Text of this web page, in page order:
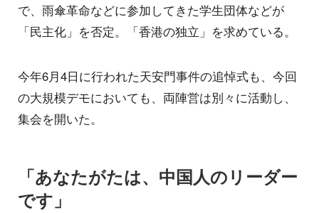
で、雨傘革命などに参加してきた学生団体などが
「民主化」を否定。「香港の独立」を求めている。
今年6月4日に行われた天安門事件の追悼式も、今回
の大規模デモにおいても、両陣営は別々に活動し、
集会を開いた。
「あなたがたは、中国人のリーダー
です」